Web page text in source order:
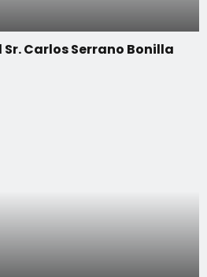
Carlos Serrano Bonilla